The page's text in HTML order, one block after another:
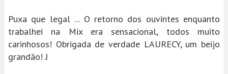
Puxa que legal ... O retorno dos ouvintes enquanto
trabalhei na Mix era sensacional, todos muito
carinhosos! Obrigada de verdade LAURECY, um beijo
grandão! J